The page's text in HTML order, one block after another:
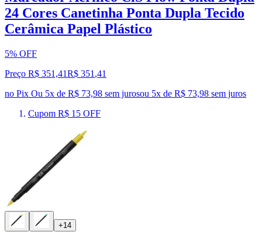
24 Cores Canetinha Ponta Dupla Tecido
Cerâmica Papel Plástico
5% OFF
Preço R$ 351,41R$ 351 ,41
no Pix Ou 5x de R$ 73,98 sem jurosou 5x de R$ 73,98 sem juros
Cupom R$ 15 OFF
+14